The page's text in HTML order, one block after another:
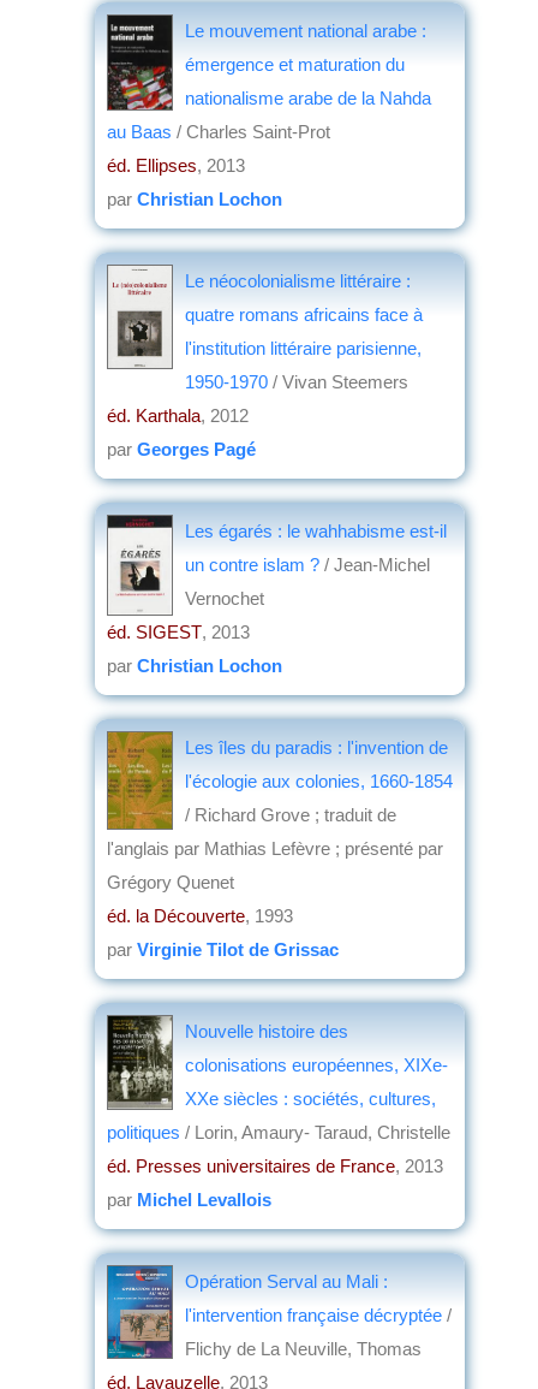
Le mouvement national arabe :
émergence et maturation du
nationalisme arabe de la Nahda
au Baas / Charles Saint-Prot
éd. Ellipses, 2013
par Christian Lochon
Le néocolonialisme littéraire :
quatre romans africains face à
l'institution littéraire parisienne,
1950-1970 / Vivan Steemers
éd. Karthala, 2012
par Georges Pagé
Les égarés : le wahhabisme est-il
un contre islam ? / Jean-Michel
Vernochet
éd. SIGEST, 2013
par Christian Lochon
Les îles du paradis : l'invention de
l'écologie aux colonies, 1660-1854
/ Richard Grove ; traduit de
l'anglais par Mathias Lefèvre ; présenté par
Grégory Quenet
éd. la Découverte, 1993
par Virginie Tilot de Grissac
Nouvelle histoire des
colonisations européennes, XIXe-
XXe siècles : sociétés, cultures,
politiques / Lorin, Amaury- Taraud, Christelle
éd. Presses universitaires de France, 2013
par Michel Levallois
Opération Serval au Mali :
l'intervention française décryptée /
Flichy de La Neuville, Thomas
éd. Lavauzelle, 2013